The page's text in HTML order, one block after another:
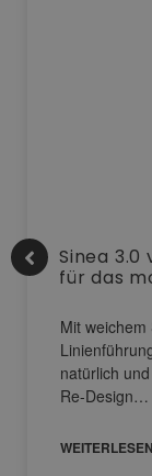
Sinea 3.0
für das
Mit
natürlich
Re-Design…